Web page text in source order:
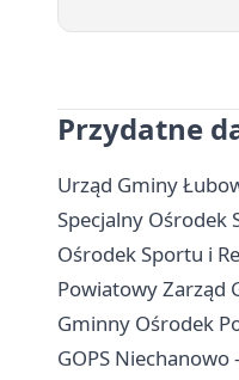
Przydatne
Urząd Gminy
Specjalny Ośrodek
Ośrodek Sportu i
Powiatowy Zarząd
Gminny Ośrodek
GOPS